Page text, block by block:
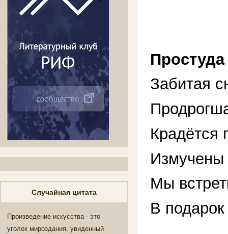
Случайная цитата
Произведение искусства - это
уголок мироздания, увиденный
Простуда
Забитая
Крадётся
Измучены
Мы
В